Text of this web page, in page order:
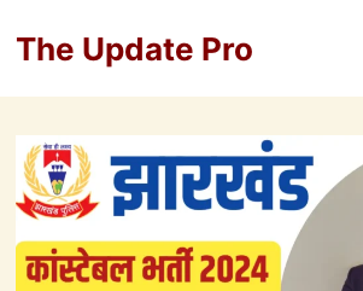
toThe Update Pro